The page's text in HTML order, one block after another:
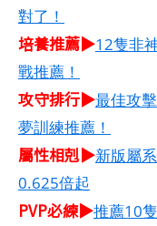
對了！
培養推薦▶12隻非
戰推薦！
攻守排行▶最佳攻
夢訓練推薦！
屬性相剋▶新版屬
0.625倍起
PVP必練▶推薦10